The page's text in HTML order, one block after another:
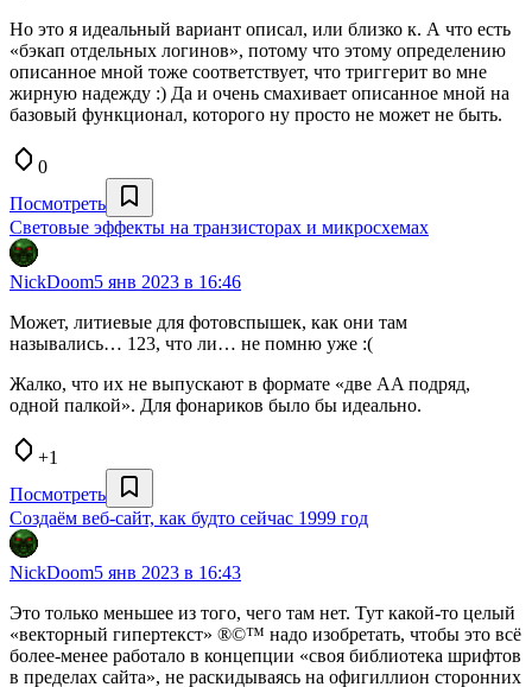
Но это я идеальный вариант описал, или близко к. А что есть
«бэкап отдельных логинов», потому что этому определению
описанное мной тоже соответствует, что триггерит во мне
жирную надежду :) Да и очень смахивает описанное мной на
базовый функционал, которого ну просто не может не быть.
0
Посмотреть
Световые эффекты на транзисторах и микросхемах
NickDoom5 янв 2023 в 16:46
Может, литиевые для фотовспышек, как они там
назывались… 123, что ли… не помню уже :(
Жалко, что их не выпускают в формате «две AA подряд,
одной палкой». Для фонариков было бы идеально.
+1
Посмотреть
Создаём веб-сайт, как будто сейчас 1999 год
NickDoom5 янв 2023 в 16:43
Это только меньшее из того, чего там нет. Тут какой-то целый
«векторный гипертекст» ®©™ надо изобретать, чтобы это всё
более-менее работало в концепции «своя библиотека шрифтов
в пределах сайта», не раскидываясь на офигиллион сторонних